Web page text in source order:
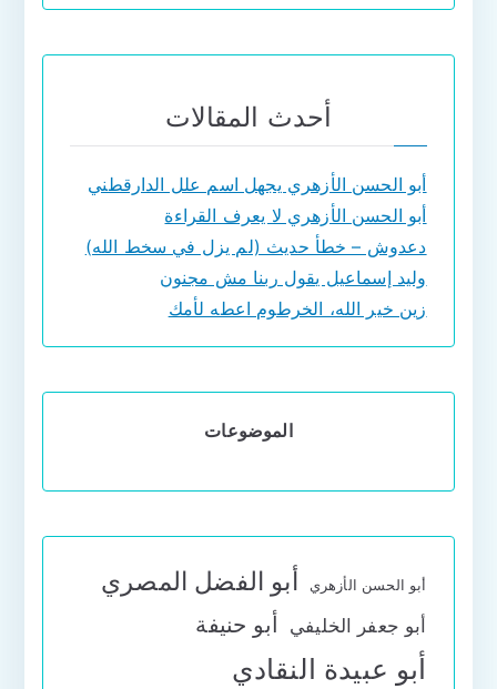
أحدث المقالات
أبو الحسن الأزهري يجهل اسم علل الدارقطني
أبو الحسن الأزهري لا يعرف القراءة
دعدوش – خطأ حديث (لم يزل في سخط الله)
وليد إسماعيل يقول ربنا مش مجنون
زين خير الله، الخرطوم اعطه لأمك
الموضوعات
أبو الحسن الأزهري أبو الفضل المصري
أبو جعفر الخليفي أبو حنيفة
أبو عبيدة النقادي